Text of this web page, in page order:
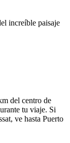
increíble paisaje
del centro de
tu viaje. Si
ve hasta Puerto